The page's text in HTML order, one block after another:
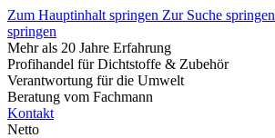
Zum Hauptinhalt springen Zur Suche springen
springen
Mehr als 20 Jahre Erfahrung
Profihandel für Dichtstoffe & Zubehör
Verantwortung für die Umwelt
Beratung vom Fachmann
Kontakt
Netto